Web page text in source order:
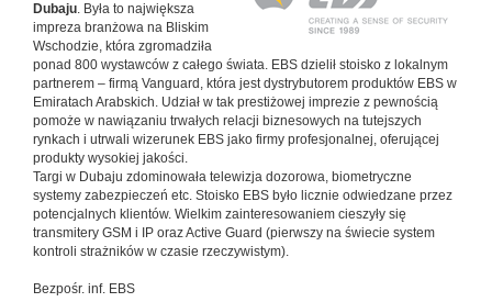
Dubaju. Była to największa
impreza branżowa na Bliskim
Wschodzie, która zgromadziła
ponad 800 wystawców z całego świata. EBS dzielił stoisko z lokalnym
partnerem – firmą Vanguard, która jest dystrybutorem produktów EBS w
Emiratach Arabskich. Udział w tak prestiżowej imprezie z pewnością
pomoże w nawiązaniu trwałych relacji biznesowych na tutejszych
rynkach i utrwali wizerunek EBS jako firmy profesjonalnej, oferującej
produkty wysokiej jakości.
Targi w Dubaju zdominowała telewizja dozorowa, biometryczne
systemy zabezpieczeń etc. Stoisko EBS było licznie odwiedzane przez
potencjalnych klientów. Wielkim zainteresowaniem cieszyły się
transmitery GSM i IP oraz Active Guard (pierwszy na świecie system
kontroli strażników w czasie rzeczywistym).
Bezpośr. inf. EBS